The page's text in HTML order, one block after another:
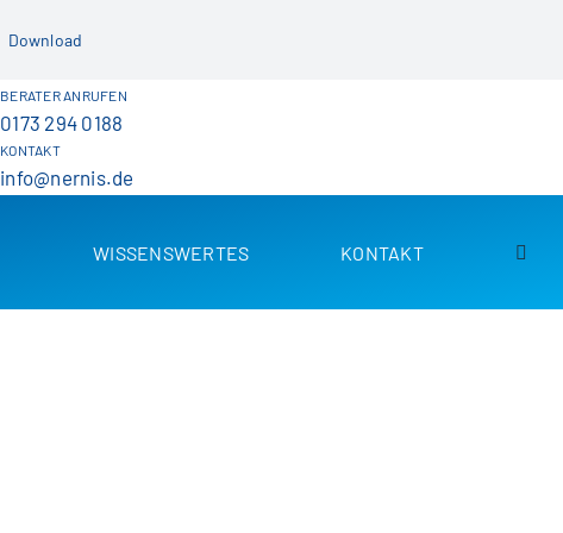
Download
BERATER ANRUFEN
0173 294 0188
KONTAKT
info@nernis.de
WISSENSWERTES KONTAKT